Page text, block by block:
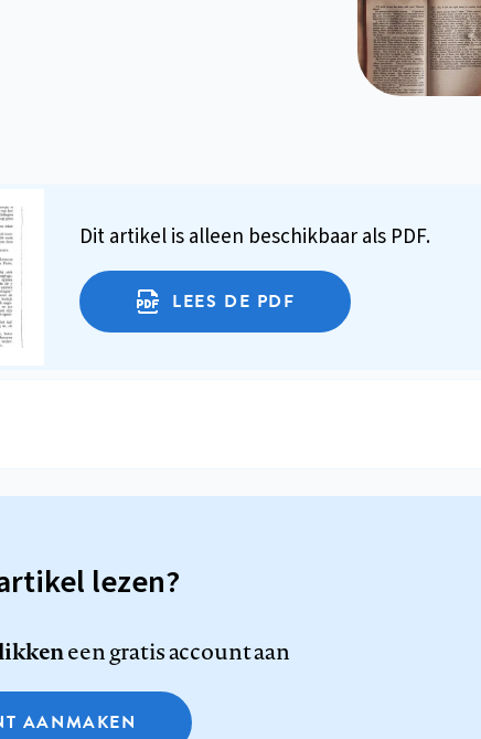
Dit artikel is alleen beschikbaar als PDF.
LEES DE PDF
lezen?
een gratis account aan
AANMAKEN